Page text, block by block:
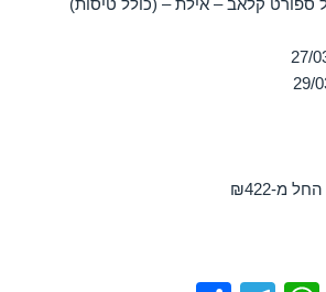
מ-₪422
במלון ישרוטל ספורט קלאב – אילת 27/03/2018